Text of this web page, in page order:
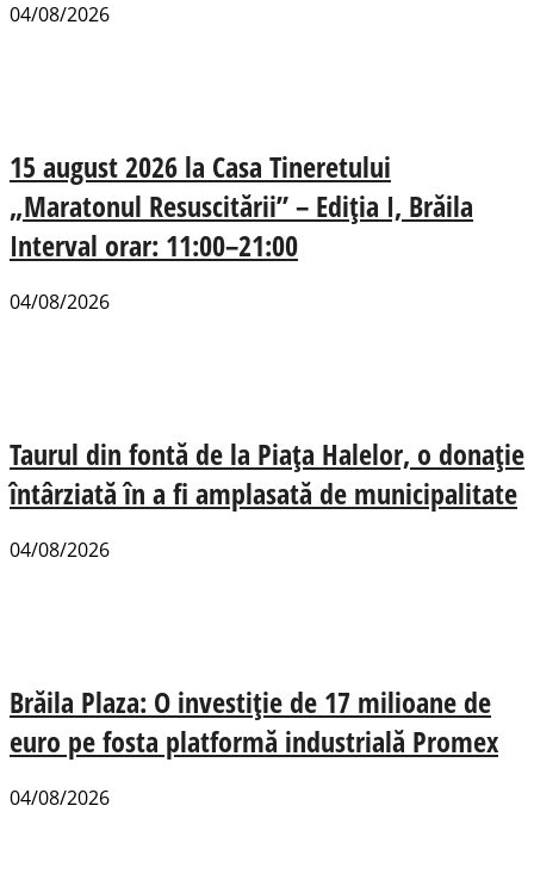
04/08/2026
15 august 2026 la Casa Tineretului
„Maratonul Resuscitării” – Ediția I, Brăila
Interval orar: 11:00–21:00
04/08/2026
Taurul din fontă de la Piața Halelor, o donație
întârziată în a fi amplasată de municipalitate
04/08/2026
Brăila Plaza: O investiție de 17 milioane de
euro pe fosta platformă industrială Promex
04/08/2026